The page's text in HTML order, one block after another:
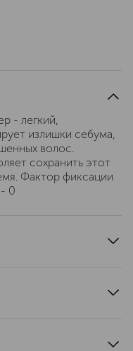
- легкий,
излишки себума,
волос.
сохранить этот
Фактор фиксации
0